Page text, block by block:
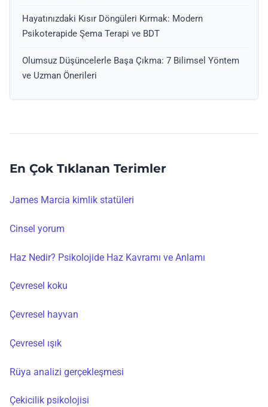
Hayatınızdaki Kısır Döngüleri Kırmak: Modern
Psikoterapide Şema Terapi ve BDT
Olumsuz Düşüncelerle Başa Çıkma: 7 Bilimsel Yöntem
ve Uzman Önerileri
En Çok Tıklanan Terimler
James Marcia kimlik statüleri
Cinsel yorum
Haz Nedir? Psikolojide Haz Kavramı ve Anlamı
Çevresel koku
Çevresel hayvan
Çevresel ışık
Rüya analizi gerçekleşmesi
Çekicilik psikolojisi